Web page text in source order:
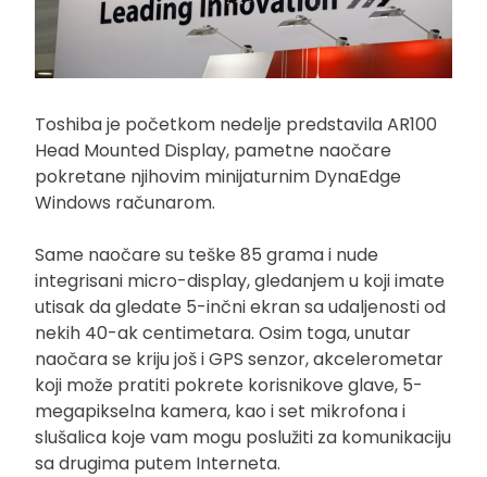
Toshiba je početkom nedelje predstavila AR100
Head Mounted Display, pametne naočare
pokretane njihovim minijaturnim DynaEdge
Windows računarom.
Same naočare su teške 85 grama i nude
integrisani micro-display, gledanjem u koji imate
utisak da gledate 5-inčni ekran sa udaljenosti od
nekih 40-ak centimetara. Osim toga, unutar
naočara se kriju još i GPS senzor, akcelerometar
koji može pratiti pokrete korisnikove glave, 5-
megapikselna kamera, kao i set mikrofona i
slušalica koje vam mogu poslužiti za komunikaciju
sa drugima putem Interneta.